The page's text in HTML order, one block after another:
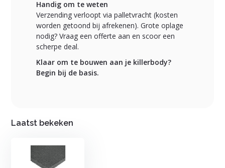
Handig om te weten
Verzending verloopt via palletvracht (kosten
worden getoond bij afrekenen). Grote oplage
nodig? Vraag een offerte aan en scoor een
scherpe deal.
Klaar om te bouwen aan je killerbody?
Begin bij de basis.
Laatst bekeken